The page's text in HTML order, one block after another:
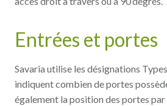
Entrées et portes
Savaria utilise les désignations
indiquent combien de portes
également la position des portes